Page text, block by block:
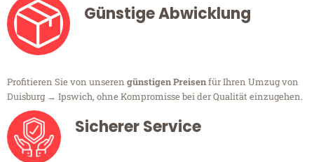
Günstige Abwicklung
Profitieren Sie von unseren günstigen Preisenfür Ihren Umzug von
Duisburg → Ipswich, ohne Kompromisse bei der Qualität einzugehen.
Sicherer Service